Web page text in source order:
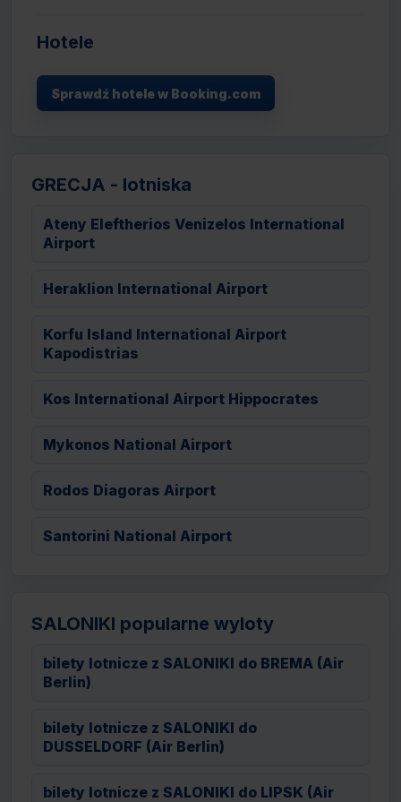
Hotele
Sprawdź hotele w Booking.com
GRECJA - lotniska
Ateny Eleftherios Venizelos International
Airport
Heraklion International Airport
Korfu Island International Airport
Kapodistrias
Kos International Airport Hippocrates
Mykonos National Airport
Rodos Diagoras Airport
Santorini National Airport
SALONIKI popularne wyloty
bilety lotnicze z SALONIKI do BREMA (Air
Berlin)
bilety lotnicze z SALONIKI do
DUSSELDORF (Air Berlin)
bilety lotnicze z SALONIKI do LIPSK (Air